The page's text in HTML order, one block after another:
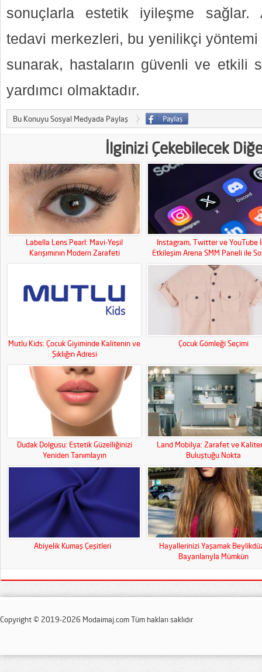
sonuçlarla estetik iyileşme sağlar.
tedavi merkezleri, bu yenilikçi
sunarak, hastaların güvenli ve etkili
yardımcı olmaktadır.
Bu Konuyu Sosyal Medyada Paylaş
İlginizi Çekebilecek
Labella Lens Pearl: Mavi-Yeşil
Karışımının Modern Zarafeti
Instagram, Twitter ve YouTube
Etkileşim Arena SMM Paneli ile
Medya Gücünüzü Artırın!
Mutlu Kids: Çocuk Giyiminde Kalitenin ve
Şıklığın Adresi
Çocuk Gömleği Seçimi
Dudak Dolgusu: Estetik Güzelliğinizi
Yeniden Tanımlayın
Land Mobilya: Zarafet ve
Buluştuğu Nokta
Abiyelik Kumaş Çeşitleri
Hayallerinizi Yaşamak
Bayanlarıyla Mümkün
Copyright © 2019-2026 Modaimaj.com Tüm hakları saklıdır